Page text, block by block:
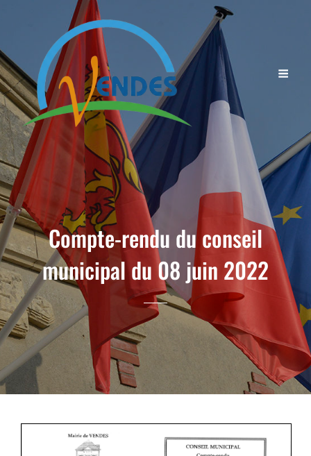
Compte-rendu du conseil
municipal du 08 juin 2022